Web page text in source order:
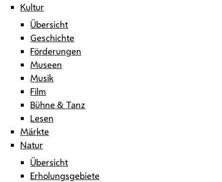
Kultur
Übersicht
Geschichte
Förderungen
Museen
Musik
Film
Bühne & Tanz
Lesen
Märkte
Natur
Übersicht
Erholungsgebiete